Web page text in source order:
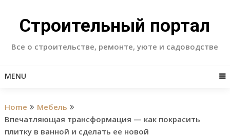
contentСтроительный портал
Все о строительстве, ремонте, уюте и садоводстве
MENU
Home
Мебель
Впечатляющая трансформация — как покрасить
плитку в ванной и сделать ее новой